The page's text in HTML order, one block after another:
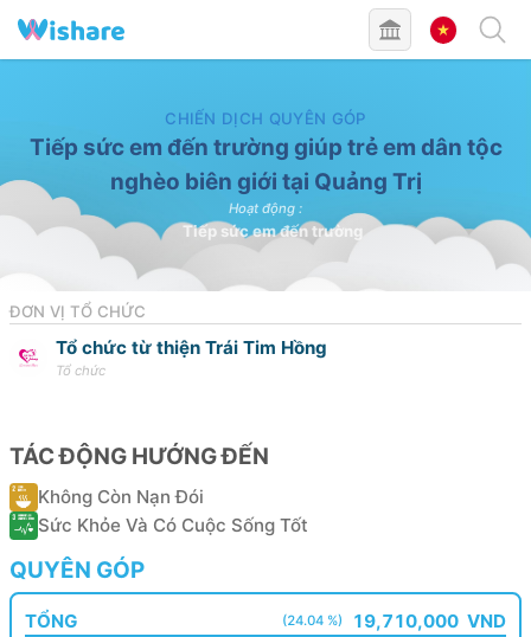
CHIẾN DỊCH QUYÊN GÓP
Tiếp sức em đến trường giúp trẻ em dân tộc
nghèo biên giới tại Quảng Trị
Hoạt động :
Tiếp sức em đến trường
ĐƠN VỊ TỔ CHỨC
Tổ chức từ thiện Trái Tim Hồng
Tổ chức
TÁC ĐỘNG HƯỚNG ĐẾN
Không Còn Nạn Đói
Sức Khỏe Và Có Cuộc Sống Tốt
QUYÊN GÓP
TỔNG (24.04 %) 19,710,000 VND